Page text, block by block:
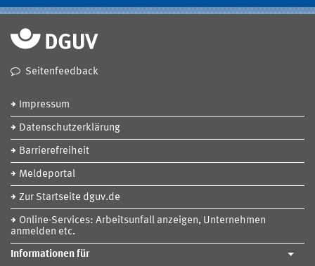
Seitenfeedback
Impressum
Datenschutzerklärung
Barrierefreiheit
Meldeportal
Zur Startseite dguv.de
Online-Services: Arbeitsunfall anzeigen, Unternehmen
anmelden etc.
Informationen für